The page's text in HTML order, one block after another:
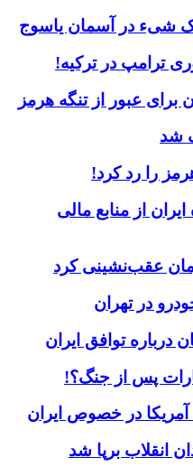
شیء در آسمان یاسوج
ترامپ در ترکیه!
برای عبور از تنگه هرمز
شد
را رد کرد!
از منابع مالی
درباره توافق ایران
پس از جنگ؟!
در خصوص ایران
انقلاب برپا شد